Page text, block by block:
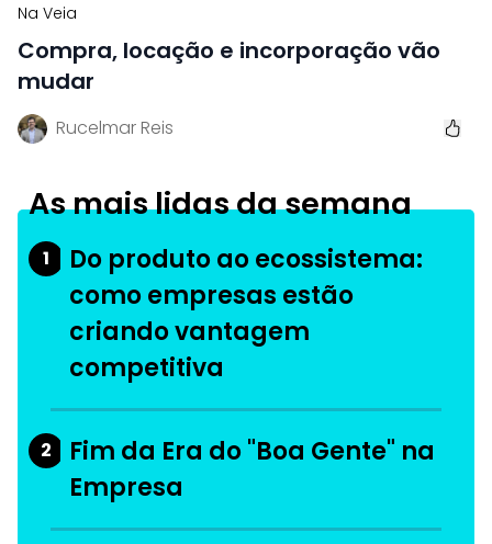
Na Veia
Compra, locação e incorporação vão
mudar
Rucelmar Reis
As mais lidas da semana
1
Do produto ao ecossistema:
como empresas estão
criando vantagem
competitiva
2
Fim da Era do "Boa Gente" na
Empresa